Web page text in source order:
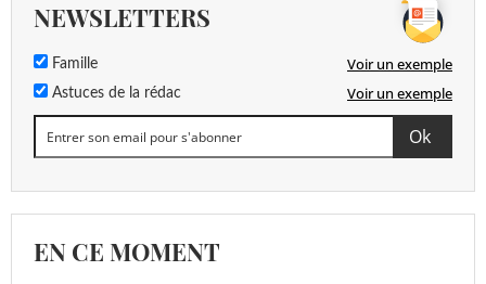
NEWSLETTERS
Famille Voir un exemple
Astuces de la rédac Voir un exemple
EN CE MOMENT